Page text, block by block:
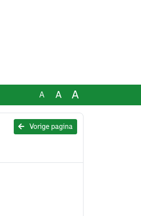
A A A
Vorige pagina